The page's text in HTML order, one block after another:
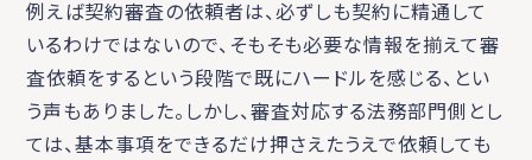
例えば契約審査の依頼者は、必ずしも契約に精通して
いるわけではないので、そもそも必要な情報を揃えて審
査依頼をするという段階で既にハードルを感じる、とい
う声もありました。しかし、審査対応する法務部門側とし
ては、基本事項をできるだけ押さえたうえで依頼しても